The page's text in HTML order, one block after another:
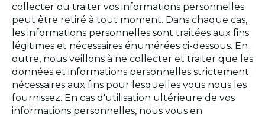
collecter ou traiter vos informations personnelles
peut être retiré à tout moment. Dans chaque cas,
les informations personnelles sont traitées aux fins
légitimes et nécessaires énumérées ci-dessous. En
outre, nous veillons à ne collecter et traiter que les
données et informations personnelles strictement
nécessaires aux fins pour lesquelles vous nous les
fournissez. En cas d'utilisation ultérieure de vos
informations personnelles, nous vous en